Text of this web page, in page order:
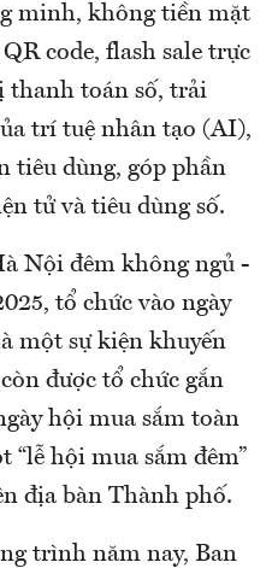
minh, không tiền mặt
code, flash sale trực
thanh toán số, trải
trí tuệ nhân tạo (AI),
tiêu dùng, góp phần
tử và tiêu dùng số.
Nội đêm không ngủ -
tổ chức vào ngày
một sự kiện khuyến
được tổ chức gắn
hội mua sắm toàn
“lễ hội mua sắm đêm”
địa bàn Thành phố.
trình năm nay, Ban